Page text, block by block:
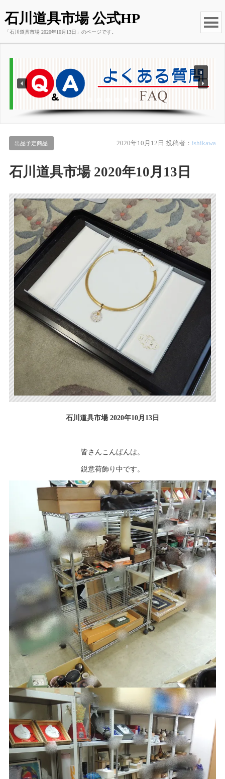
石川道具市場 公式HP
「石川道具市場 2020年10月13日」のページです。
出品予定商品 2020年10月12日 投稿者：ishikawa
石川道具市場 2020年10月13日
石川道具市場 2020年10月13日
皆さんこんばんは。
鋭意荷飾り中です。